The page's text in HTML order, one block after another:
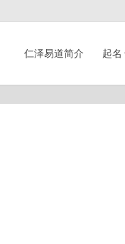
仁泽易道简介 起名